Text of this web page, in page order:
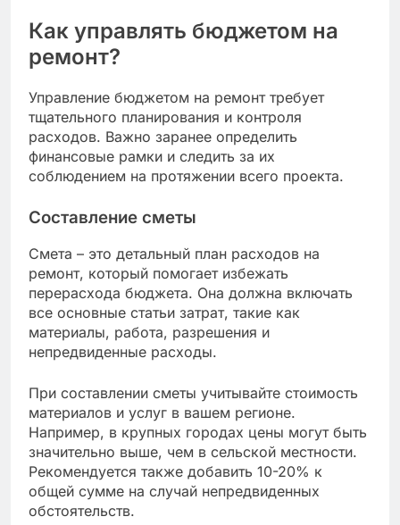
Как управлять бюджетом на
ремонт?
Управление бюджетом на ремонт требует
тщательного планирования и контроля
расходов. Важно заранее определить
финансовые рамки и следить за их
соблюдением на протяжении всего проекта.
Составление сметы
Смета – это детальный план расходов на
ремонт, который помогает избежать
перерасхода бюджета. Она должна включать
все основные статьи затрат, такие как
материалы, работа, разрешения и
непредвиденные расходы.
При составлении сметы учитывайте стоимость
материалов и услуг в вашем регионе.
Например, в крупных городах цены могут быть
значительно выше, чем в сельской местности.
Рекомендуется также добавить 10-20% к
общей сумме на случай непредвиденных
обстоятельств.